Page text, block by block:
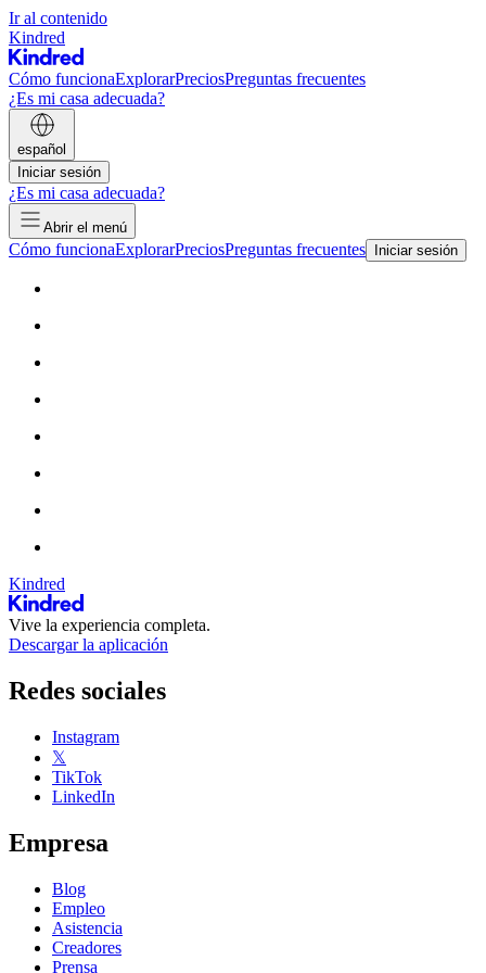
Ir al contenido
Kindred
Cómo funcionaExplorarPreciosPreguntas frecuentes
¿Es mi casa adecuada?
español
Iniciar sesión
¿Es mi casa adecuada?
Abrir el menú
Cómo funcionaExplorarPreciosPreguntas frecuentes Iniciar sesión
Kindred
Vive la experiencia completa.
Descargar la aplicación
Redes sociales
Instagram
𝕏
TikTok
LinkedIn
Empresa
Blog
Empleo
Asistencia
Creadores
Prensa